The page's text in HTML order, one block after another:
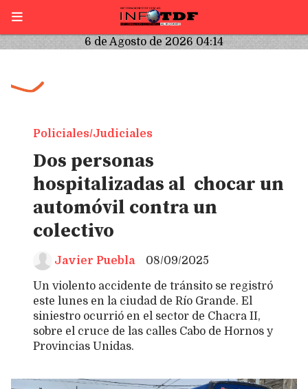
6 de Agosto de 2026 04:14
Dos personas
hospitalizadas al chocar un
automóvil contra un
colectivo
Un violento accidente de tránsito se registró
este lunes en la ciudad de Río Grande. El
siniestro ocurrió en el sector de Chacra II,
sobre el cruce de las calles Cabo de Hornos y
Provincias Unidas.
Policiales/Judiciales
08/09/2025
Javier Puebla